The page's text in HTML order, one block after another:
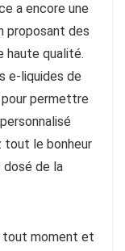
a encore une
proposant des
haute qualité.
e-liquides de
permettre
tout le bonheur
dosé de la
tout moment et